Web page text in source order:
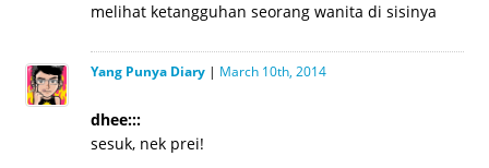
melihat ketangguhan seorang wanita di sisinya
Yang Punya Diary| March 10th, 2014
dhee:::
sesuk, nek prei!